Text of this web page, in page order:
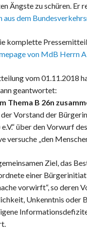
Ängste zu schüren. Er
dem
komplette
von MdB Herrn
vom 01.11.2018
geantwortet:
Thema B 26n
Vorstand der
über den Vorwurf
versuche „den
Ziel, das
einer
vorwirft“, so deren
Unkenntnis oder